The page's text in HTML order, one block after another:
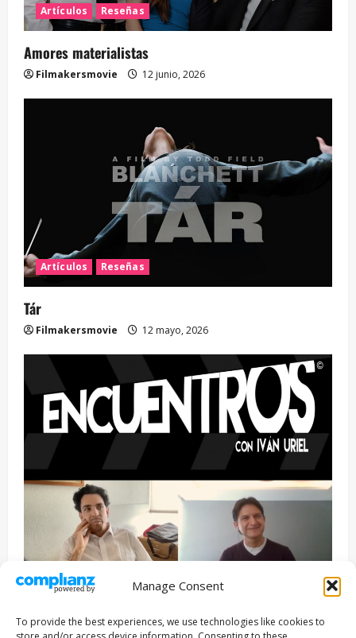
Manage Consent
To provide the best experiences, we use technologies like cookies to
Artículos Reseñas
Amores materialistas
Filmakersmovie 12 junio, 2026
Artículos Reseñas
Tár
Filmakersmovie 12 mayo, 2026
Entrevista Series
ENCUENTROS CON IVÁN URIEL T3E22: JUAN PATRICIO